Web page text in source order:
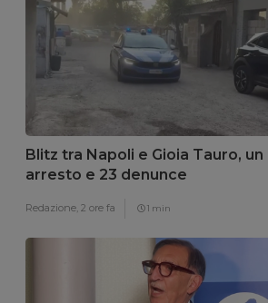
Blitz tra Napoli e Gioia Tauro, un
arresto e 23 denunce
Redazione, 2 ore fa 1 min